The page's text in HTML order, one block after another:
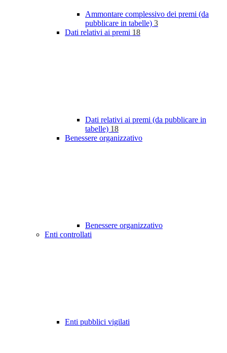
Ammontare complessivo dei premi (da
pubblicare in tabelle) 3
Dati relativi ai premi 18
Dati relativi ai premi (da pubblicare in
tabelle) 18
Benessere organizzativo
Benessere organizzativo
Enti controllati
Enti pubblici vigilati